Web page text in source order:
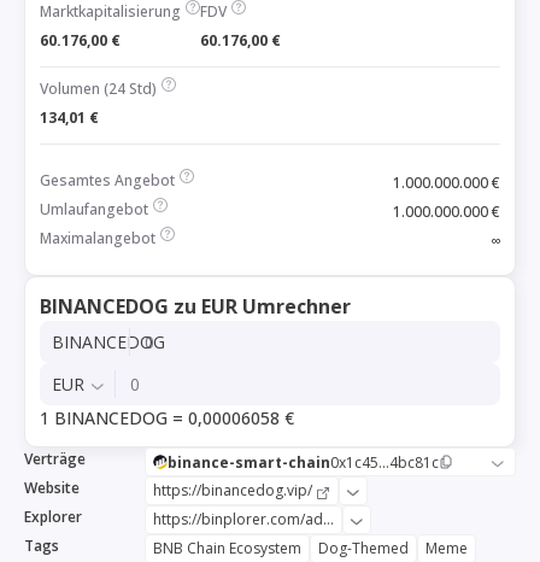
Marktkapitalisierung
60.176,00 €
FDV
60.176,00 €
Volumen (24 Std)
134,01 €
Gesamtes Angebot
1.000.000.000 €
Umlaufangebot
1.000.000.000 €
Maximalangebot
∞
BINANCEDOG zu EUR Umrechner
BINANCEDOG
EUR
1 BINANCEDOG = 0,00006058 €
Verträge binance-smart-chain0x1c45...4bc81c
Website
https://binancedog.vip/
Explorer
https://binplorer.com/address/0x1c45366641014069114c78962bdc371f534bc81c
Tags
BNB Chain Ecosystem Dog-Themed Meme